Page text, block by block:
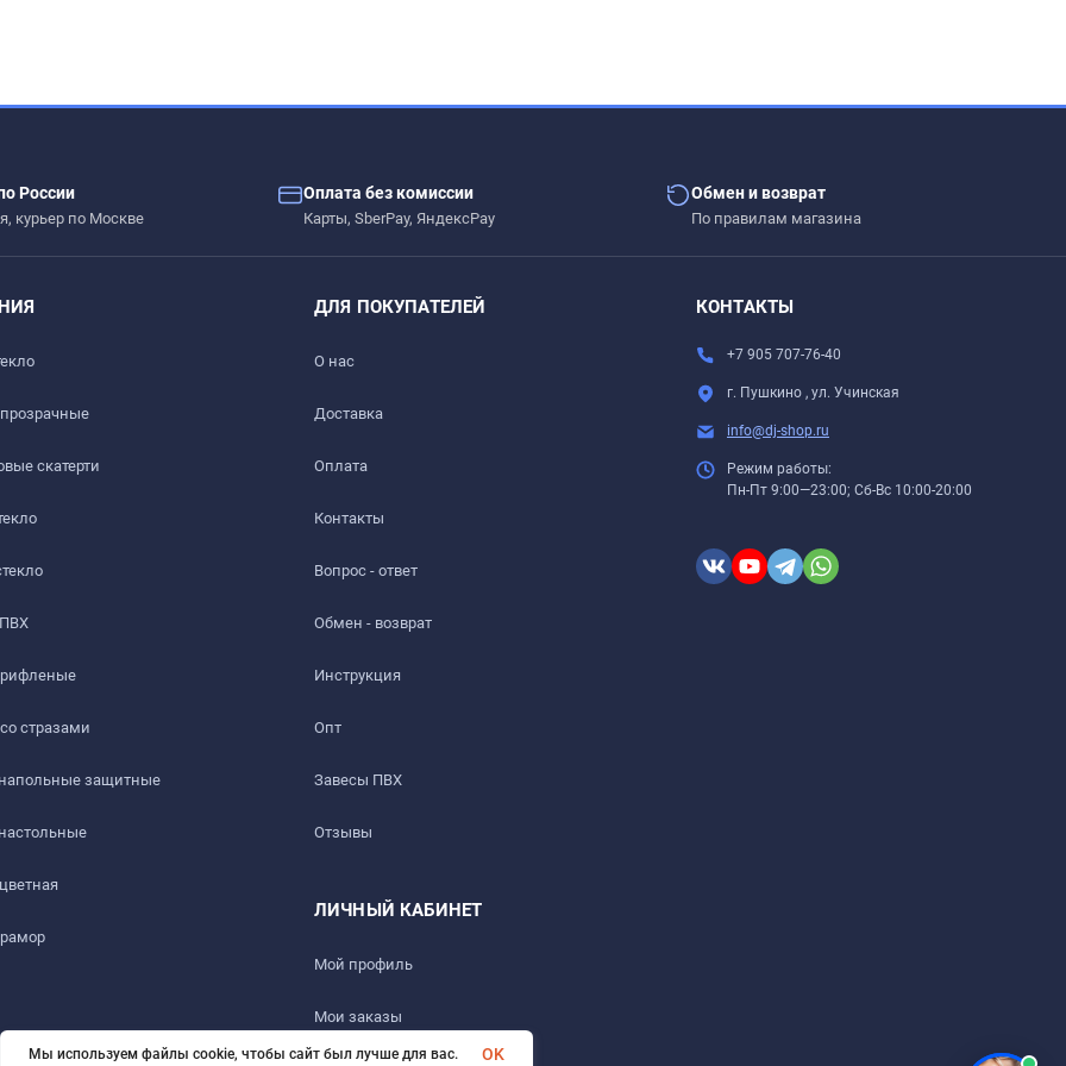
жидкостей.
стекло, пластик, мрамор, гранит, металл и текстиль.
слабый быстро выветриваемый запах. Перед использованием пленки, протрите её поверхность влажной
1-2 дня.
России
курьер по Москве
Оплата без комиссии
Карты, SberPay, ЯндексPay
Обмен и возврат
По правилам магазина
прозрачные
скатерти
ПВХ
рифленые
стразами
защитные
ДЛЯ ПОКУПАТЕЛЕЙ
О нас
Доставка​
Оплата
Контакты
Вопрос - ответ
Обмен - возврат
Инструкция
Опт
Завесы ПВХ
Отзывы
ЛИЧНЫЙ КАБИНЕТ
Мой профиль
Мои заказы
КОНТАКТЫ
+7 905 707-76-40
г. Пушкино , ул. Учинская
info@dj-shop.ru
Режим работы:
Пн-Пт 9:00—23:00; Сб-Вс 10:00-20:00
Мы используем файлы cookie, чтобы сайт был лучше для вас. OK